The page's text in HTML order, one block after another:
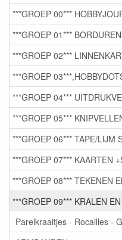
***GROEP 00***
***GROEP 01***
***GROEP 02***
***GROEP
***GROEP 04***
***GROEP 05***
***GROEP 06*** TAPE/LIJM
***GROEP 07*** KAARTEN
***GROEP 08*** TEKENEN
***GROEP 09*** KRALEN
Parelkraaltjes - Rocailles -